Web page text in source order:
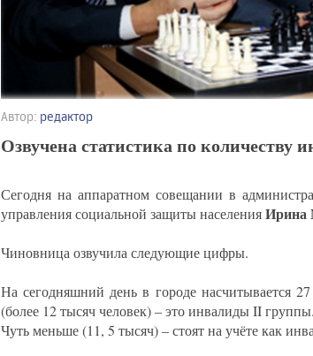
Автор: редактор
Озвучена статистика по количеству
Сегодня на аппаратном совещании в
управления социальной защиты населенияИрина
Чиновница озвучила следующие цифры.
На сегодняшний день в городе насчитывается
(более 12 тысяч человек) – это инвалиды II группы.
Чуть меньше (11, 5 тысяч) – стоят на учёте как